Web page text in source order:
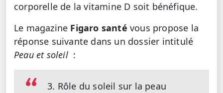
corporelle de la vitamine D soit bénéfique.
Le magazine Figaro santé vous propose la
réponse suivante dans un dossier intitulé
Peau et soleil :
3. Rôle du soleil sur la peau